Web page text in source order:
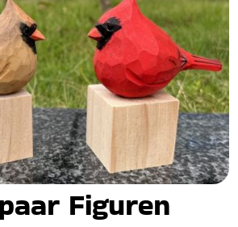
Figuren